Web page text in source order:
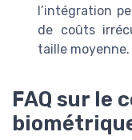
l’intégration
de coûts
taille moyenne.
FAQ sur le